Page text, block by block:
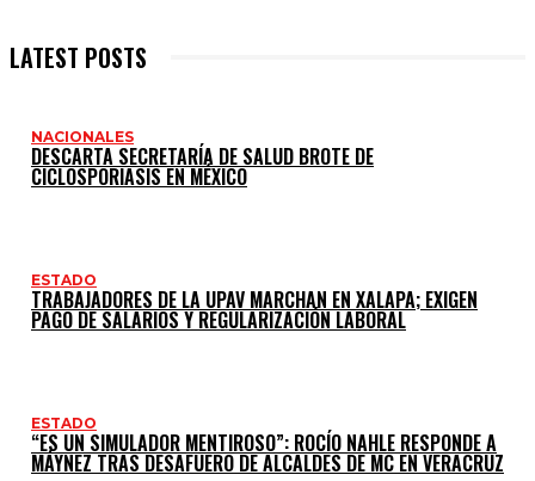
LATEST POSTS
NACIONALES
DESCARTA SECRETARÍA DE SALUD BROTE DE
CICLOSPORIASIS EN MÉXICO
ESTADO
TRABAJADORES DE LA UPAV MARCHAN EN XALAPA; EXIGEN
PAGO DE SALARIOS Y REGULARIZACIÓN LABORAL
ESTADO
“ES UN SIMULADOR MENTIROSO”: ROCÍO NAHLE RESPONDE A
MÁYNEZ TRAS DESAFUERO DE ALCALDES DE MC EN VERACRUZ